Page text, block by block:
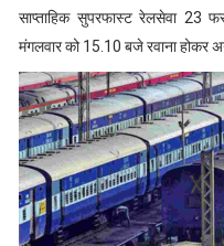
साप्ताहिक सुपरफास्ट रेलसेवा 23
मंगलवार को 15.10 बजे रवाना होकर